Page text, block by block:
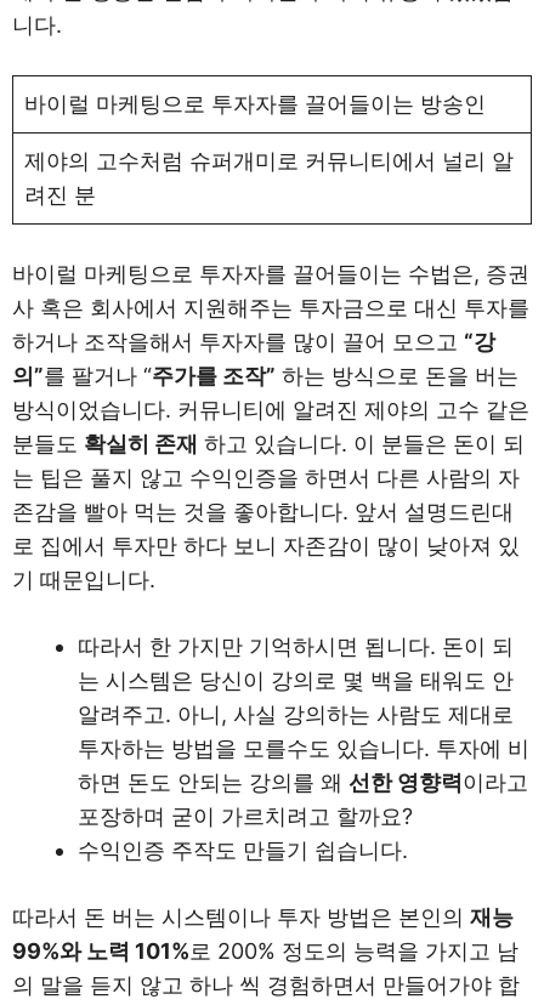
니다.
바이럴 마케팅으로 투자자를 끌어들이는 방송인
제야의 고수처럼 슈퍼개미로 커뮤니티에서 널리 알
려진 분
바이럴 마케팅으로 투자자를 끌어들이는 수법은, 증권
사 혹은 회사에서 지원해주는 투자금으로 대신 투자를
하거나 조작을해서 투자자를 많이 끌어 모으고 “강
의”를 팔거나 “주가를 조작” 하는 방식으로 돈을 버는
방식이었습니다. 커뮤니티에 알려진 제야의 고수 같은
분들도 확실히 존재 하고 있습니다. 이 분들은 돈이 되
는 팁은 풀지 않고 수익인증을 하면서 다른 사람의 자
존감을 빨아 먹는 것을 좋아합니다. 앞서 설명드린대
로 집에서 투자만 하다 보니 자존감이 많이 낮아져 있
기 때문입니다.
따라서 한 가지만 기억하시면 됩니다. 돈이 되
는 시스템은 당신이 강의로 몇 백을 태워도 안
알려주고. 아니, 사실 강의하는 사람도 제대로
투자하는 방법을 모를수도 있습니다. 투자에 비
하면 돈도 안되는 강의를 왜 선한 영향력 이라고
포장하며 굳이 가르치려고 할까요?
수익인증 주작도 만들기 쉽습니다.
따라서 돈 버는 시스템이나 투자 방법은 본인의 재능
99%와 노력 101%로 200% 정도의 능력을 가지고 남
의 말을 듣지 않고 하나 씩 경험하면서 만들어가야 합